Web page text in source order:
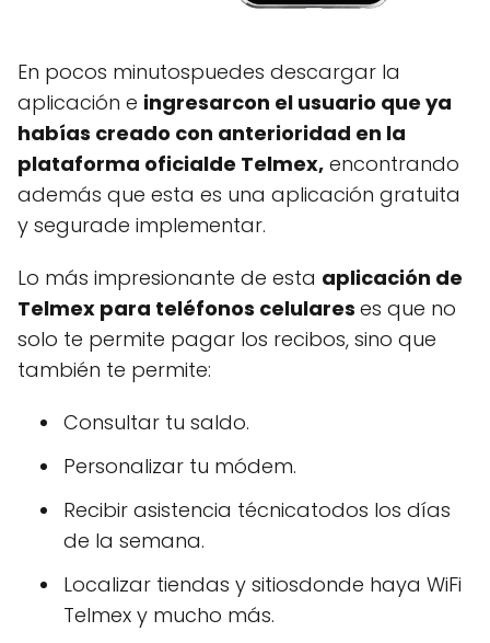
En pocos minutospuedes descargar la
aplicación e ingresarcon el usuario que ya
habías creado con anterioridad en la
plataforma oficialde Telmex, encontrando
además que esta es una aplicación gratuita
y segurade implementar.
Lo más impresionante de esta aplicación de
Telmex para teléfonos celulares es que no
solo te permite pagar los recibos, sino que
también te permite:
Consultar tu saldo.
Personalizar tu módem.
Recibir asistencia técnicatodos los días
de la semana.
Localizar tiendas y sitiosdonde haya WiFi
Telmex y mucho más.